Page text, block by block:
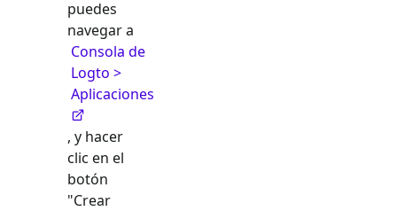
puedes
navegar a
Consola de
Logto >
Aplicaciones
, y hacer
clic en el
botón
"Crear